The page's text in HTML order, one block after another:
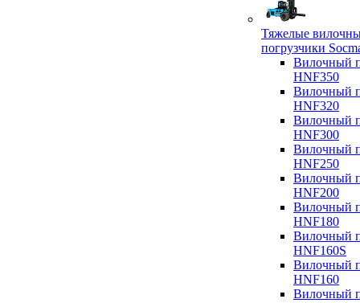
Тяжелые
погрузчики
Вилочный
HNF350
Вилочный
HNF320
Вилочный
HNF300
Вилочный
HNF250
Вилочный
HNF200
Вилочный
HNF180
Вилочный
HNF160S
Вилочный
HNF160
Вилочный